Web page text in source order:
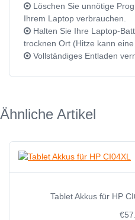
Löschen Sie unnötige
Ihrem Laptop verbrauchen.
Halten Sie Ihre Laptop-
trocknen Ort (Hitze kann
Vollständiges Entladen
Ähnliche Artikel
Tablet Akkus für HP